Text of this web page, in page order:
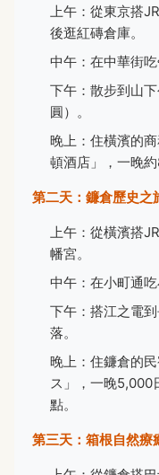
上午：從東京搭
後逛紅磚倉庫。
中午：在中華街吃
下午：散步到山
圓）。
晚上：住橫濱的
頓酒店」，一晚
第二天：鐮倉歷史之
上午：從橫濱搭
幡宮。
中午：在小町通吃
下午：搭江之電
落。
晚上：住鐮倉的
ス」，一晚5,000
點。
第三天：箱根自然療